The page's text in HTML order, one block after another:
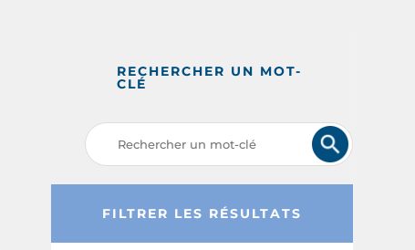
RECHERCHER UN MOT-
CLÉ
FILTRER LES RÉSULTATS